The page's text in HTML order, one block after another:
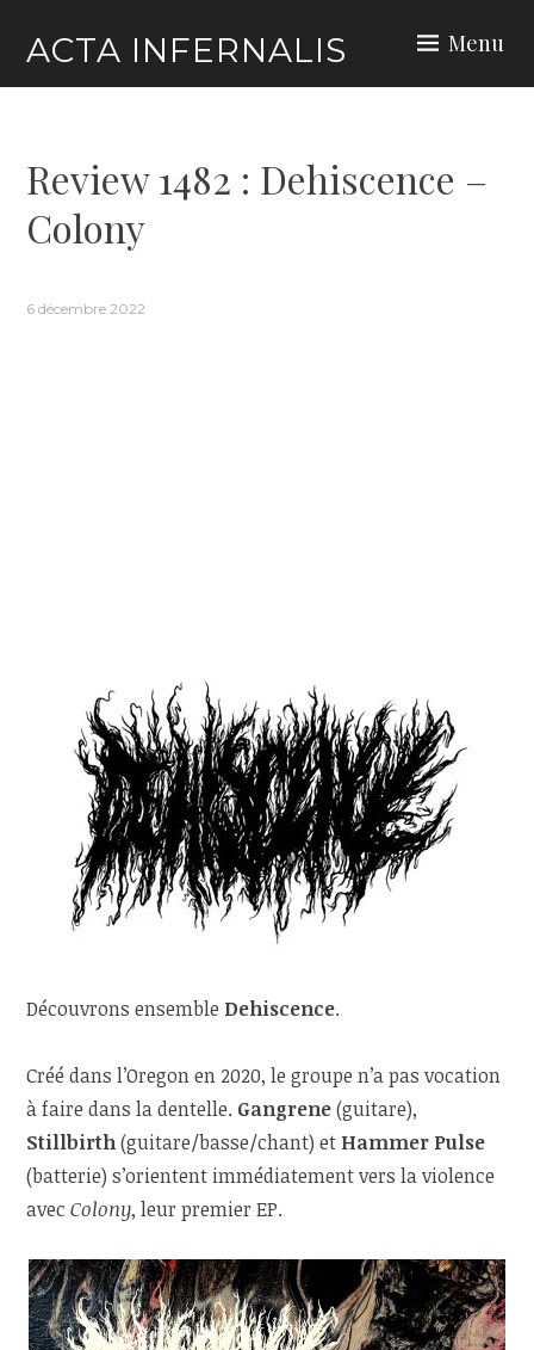
content
ACTA INFERNALIS Menu
Review 1482 : Dehiscence –
Colony
6 décembre 2022
Découvrons ensemble Dehiscence.
Créé dans l’Oregon en 2020, le groupe n’a pas vocation
à faire dans la dentelle. Gangrene(guitare),
Stillbirth(guitare/basse/chant) et Hammer Pulse
(batterie) s’orientent immédiatement vers la violence
avecColony, leur premier EP.